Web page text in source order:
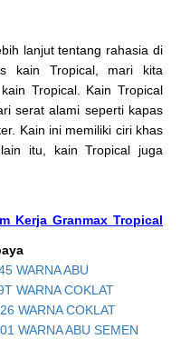
tentang rahasia di
kain Tropical, mari kita
Tropical. Kain Tropical
serat alami seperti kapas
Kain ini memiliki ciri khas
itu, kain Tropical juga
Kerja Granmax Tropical
WARNA ABU
WARNA COKLAT
WARNA COKLAT
WARNA ABU SEMEN